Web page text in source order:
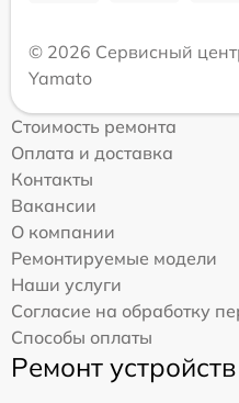
© 2026 Сервисный
Yamato
Стоимость ремонта
Оплата и доставка
Контакты
Вакансии
О компании
Ремонтируемые модели
Наши услуги
Согласие на обработку
Способы оплаты
Ремонт устройств